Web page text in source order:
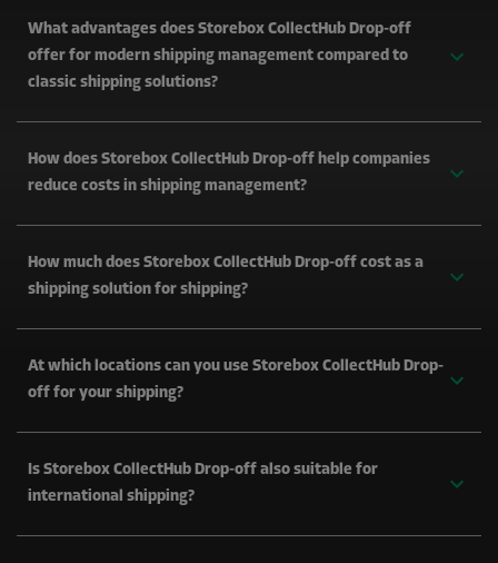
What advantages does Storebox CollectHub Drop-off
offer for modern shipping management compared to
classic shipping solutions?
How does Storebox CollectHub Drop-off help companies
reduce costs in shipping management?
How much does Storebox CollectHub Drop-off cost as a
shipping solution for shipping?
At which locations can you use Storebox CollectHub Drop-
off for your shipping?
Is Storebox CollectHub Drop-off also suitable for
international shipping?